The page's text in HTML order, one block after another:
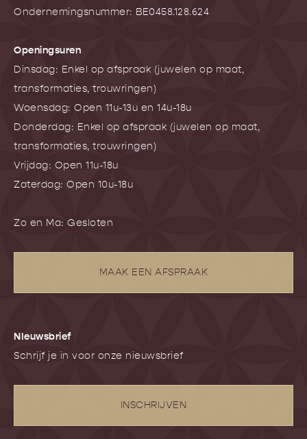
Ondernemingsnummer: BE0458.128.624
Openingsuren
Dinsdag: Enkel op afspraak (juwelen op maat,
transformaties, trouwringen)
Woensdag: Open 11u-13u en 14u-18u
Donderdag: Enkel op afspraak (juwelen op maat,
transformaties, trouwringen)
Vrijdag: Open 11u-18u
Zaterdag: Open 10u-18u
Zo en Ma: Gesloten
MAAK EEN AFSPRAAK
NIeuwsbrief
Schrijf je in voor onze nieuwsbrief
INSCHRIJVEN